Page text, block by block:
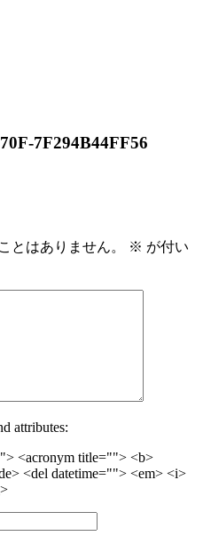
7F294B44FF56
とはありません。 ※ が付い
attributes:
<acronym title=""> <b>
<del datetime=""> <em> <i>